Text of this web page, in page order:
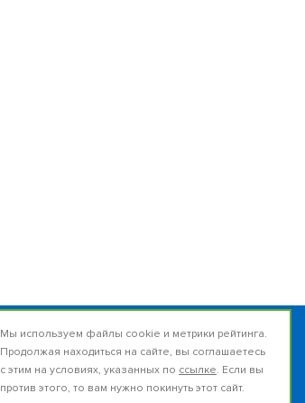
Россия, 634050, г.Томск
ул.Набережная реки Ушайки, 12
Мы используем файлы cookie и метрики рейтинга.
Продолжая находиться на сайте, вы соглашаетесь
с этим на условиях, указанных по ссылке. Если вы
против этого, то вам нужно покинуть этот сайт.